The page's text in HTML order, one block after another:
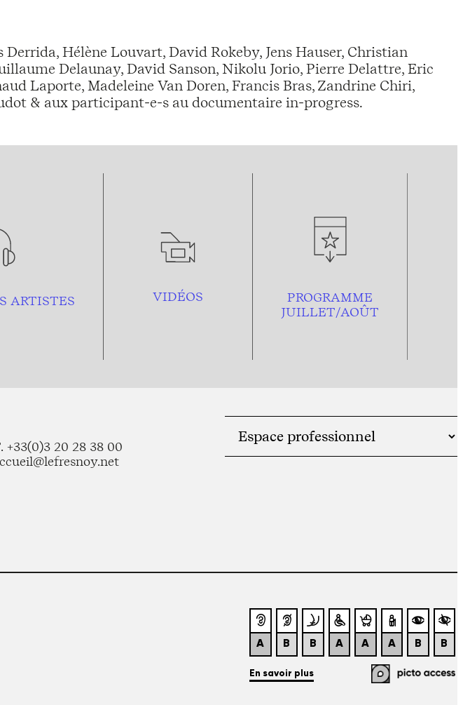
Derrida, Hélène Louvart, David Rokeby, Jens Hauser, Christian
Delaunay, David Sanson, Nikolu Jorio, Pierre Delattre, Eric
Laporte, Madeleine Van Doren, Francis Bras, Zandrine Chiri,
& aux participant-e-s au documentaire in-progress.
ARTISTES VIDÉOS
PROGRAMME
JUILLET/AOÛT
+33(0)3 20 28 38 00